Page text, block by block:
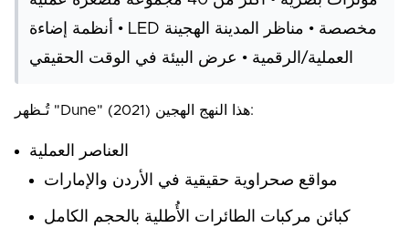
• أنظمة إضاءة LED مخصصة • مناظر المدينة الهجينة
العملية/الرقمية • عرض البيئة في الوقت الحقيقي
تُـظهر "Dune" (2021) هذا النهج الهجين:
العناصر العملية
مواقع صحراوية حقيقية في الأردن والإمارات
كبائن مركبات الطائرات الأُطلية بالحجم الكامل